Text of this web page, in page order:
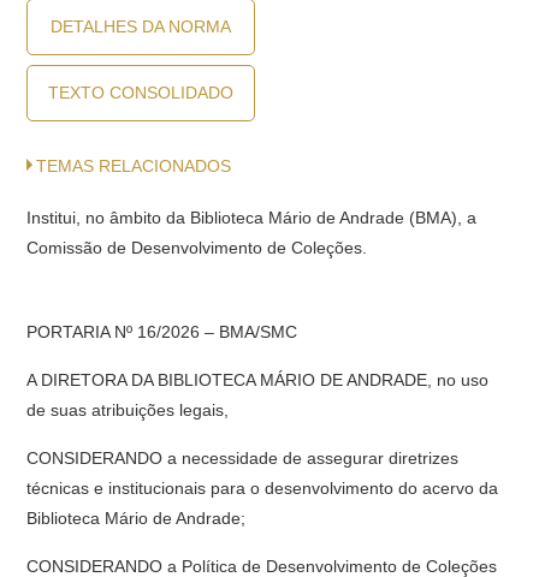
DETALHES DA NORMA
TEXTO CONSOLIDADO
TEMAS RELACIONADOS
Institui, no âmbito da Biblioteca Mário de Andrade (BMA), a
Comissão de Desenvolvimento de Coleções.
PORTARIA Nº 16/2026 – BMA/SMC
A DIRETORA DA BIBLIOTECA MÁRIO DE ANDRADE, no uso
de suas atribuições legais,
CONSIDERANDO a necessidade de assegurar diretrizes
técnicas e institucionais para o desenvolvimento do acervo da
Biblioteca Mário de Andrade;
CONSIDERANDO a Política de Desenvolvimento de Coleções